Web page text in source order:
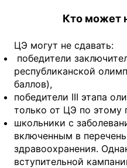
Кто может
ЦЭ могут не сдавать:
победители
республиканской
баллов),
победители III этапа
только от ЦЭ по этому
школьники с
включенным в
здравоохранения.
вступительной